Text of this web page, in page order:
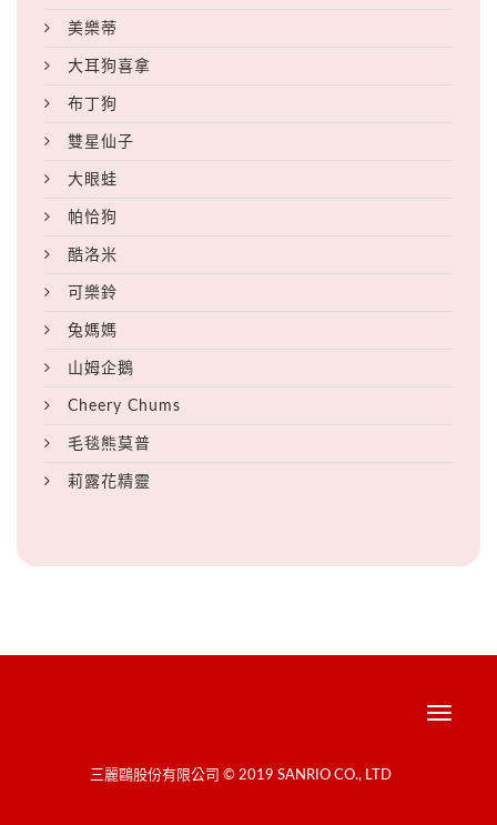
美樂蒂
大耳狗喜拿
布丁狗
雙星仙子
大眼蛙
帕恰狗
酷洛米
可樂鈴
兔媽媽
山姆企鵝
Cheery Chums
毛毯熊莫普
莉露花精靈
Toggle
三麗鷗股份有限公司 © 2019 SANRIO CO., LTD